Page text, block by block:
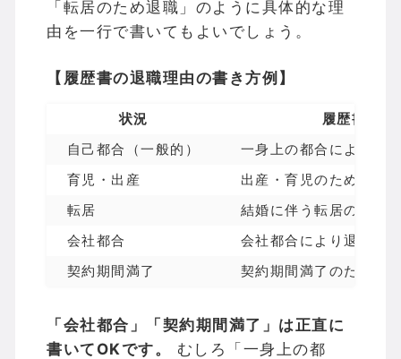
「転居のため退職」のように具体的な理
由を一行で書いてもよいでしょう。
【履歴書の退職理由の書き方例】
状況
履歴書への
自己都合（一般的）
一身上の都合により退
育児・出産
出産・育児のため退職
転居
結婚に伴う転居のため
会社都合
会社都合により退職（
契約期間満了
契約期間満了のため退
「会社都合」「契約期間満了」は正直に
書いてOKです。
むしろ「一身上の都